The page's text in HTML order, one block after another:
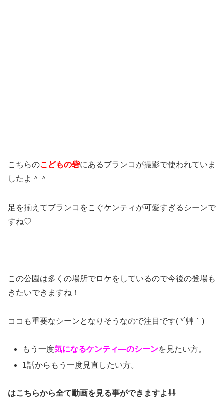
こちらのこどもの砦にあるブランコが撮影で使われていま
したよ＾＾
足を揃えてブランコをこぐケンティが可愛すぎるシーンで
すね♡
この公園は多くの場所でロケをしているので今後の登場も
きたいできますね！
ココも重要なシーンとなりそうなので注目です( *´艸｀)
もう一度気になるケンティ―のシーンを見たい方。
1話からもう一度見直したい方。
はこちらから全て動画を見る事ができますよ⇩⇩